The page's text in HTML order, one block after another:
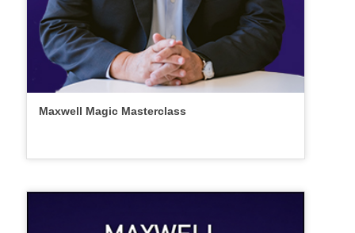
Maxwell Magic Masterclass